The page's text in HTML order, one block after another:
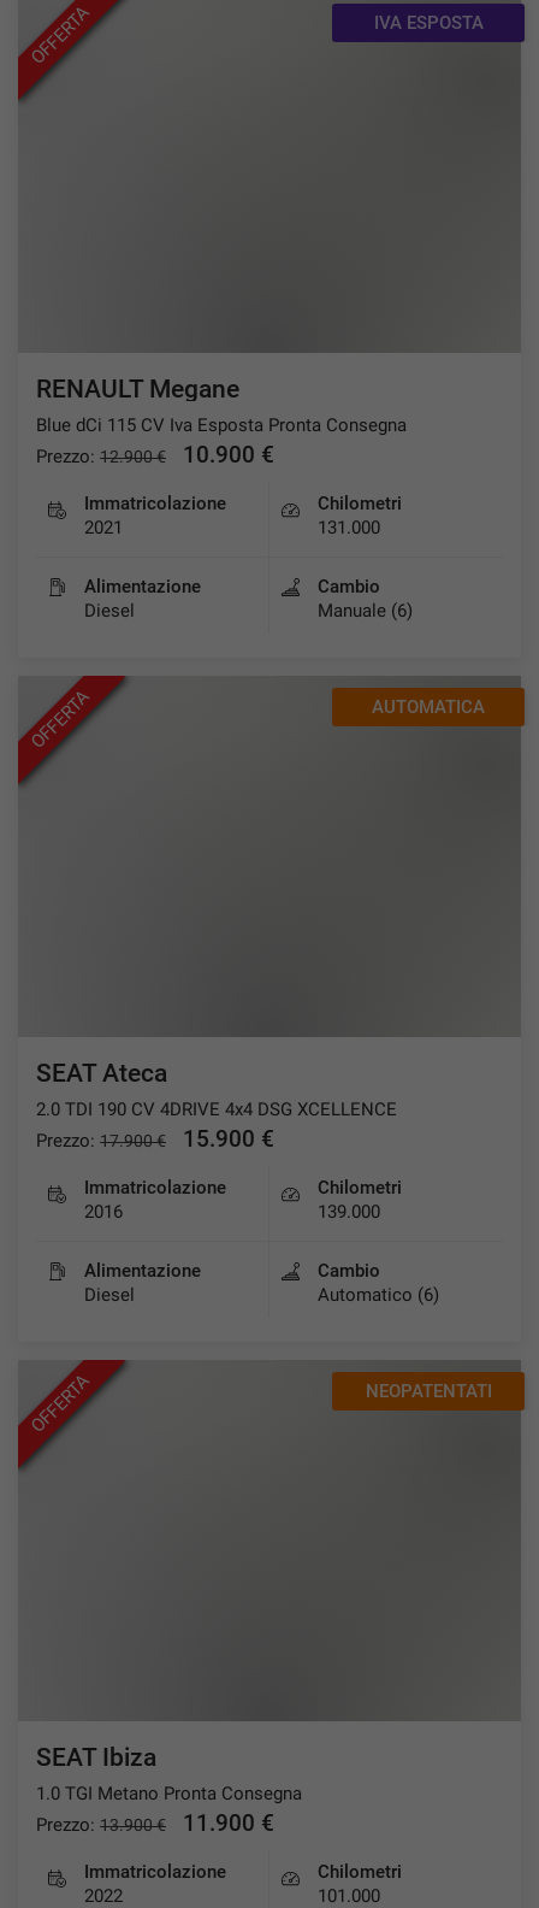
OFFERTA IVA ESPOSTA
RENAULT Megane
Blue dCi 115 CV Iva Esposta Pronta Consegna
Prezzo: 12.900 € 10.900 €
Immatricolazione
2021
Chilometri
131.000
Alimentazione
Diesel
Cambio
Manuale (6)
OFFERTA AUTOMATICA
SEAT Ateca
2.0 TDI 190 CV 4DRIVE 4x4 DSG XCELLENCE
Prezzo: 17.900 € 15.900 €
Immatricolazione
2016
Chilometri
139.000
Alimentazione
Diesel
Cambio
Automatico (6)
OFFERTA NEOPATENTATI
SEAT Ibiza
1.0 TGI Metano Pronta Consegna
Prezzo: 13.900 € 11.900 €
Immatricolazione
2022
Chilometri
101.000